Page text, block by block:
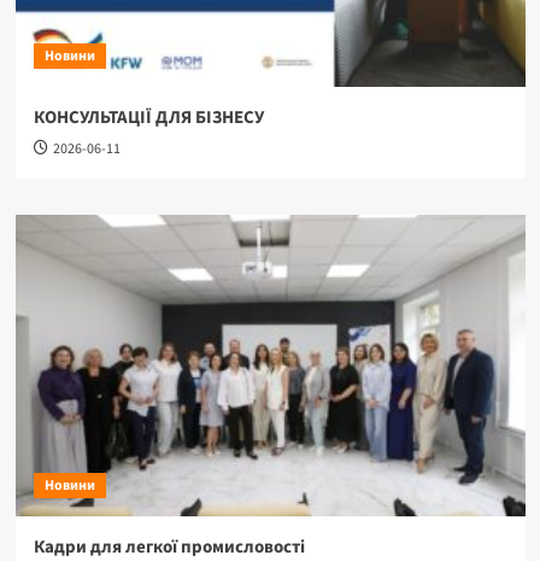
Новини
КОНСУЛЬТАЦІЇ ДЛЯ БІЗНЕСУ
2026-06-11
Новини
Кадри для легкої промисловості